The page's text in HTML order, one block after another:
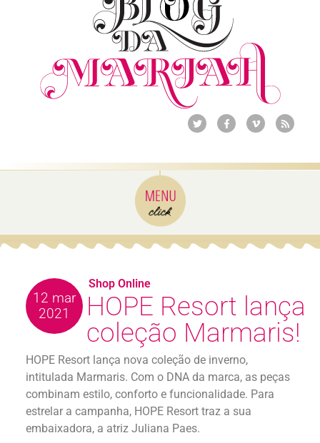
12 mar
2021
HOPE Resort lança
coleção Marmaris!
HOPE Resort lança nova coleção de inverno,
intitulada Marmaris. Com o DNA da marca, as peças
combinam estilo, conforto e funcionalidade. Para
estrelar a campanha, HOPE Resort traz a sua
embaixadora, a atriz Juliana Paes.
Shop Online